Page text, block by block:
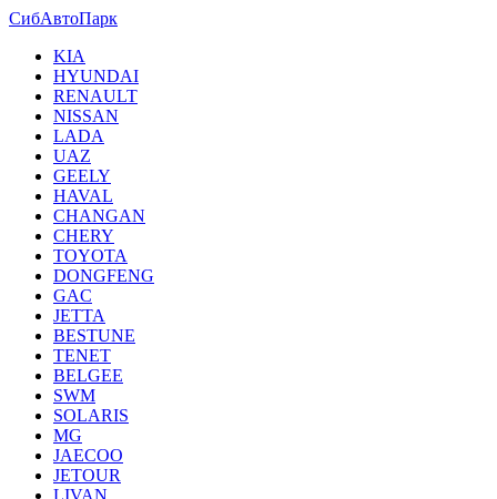
СибАвтоПарк
KIA
HYUNDAI
RENAULT
NISSAN
LADA
UAZ
GEELY
HAVAL
CHANGAN
CHERY
TOYOTA
DONGFENG
GAC
JETTA
BESTUNE
TENET
BELGEE
SWM
SOLARIS
MG
JAECOO
JETOUR
LIVAN